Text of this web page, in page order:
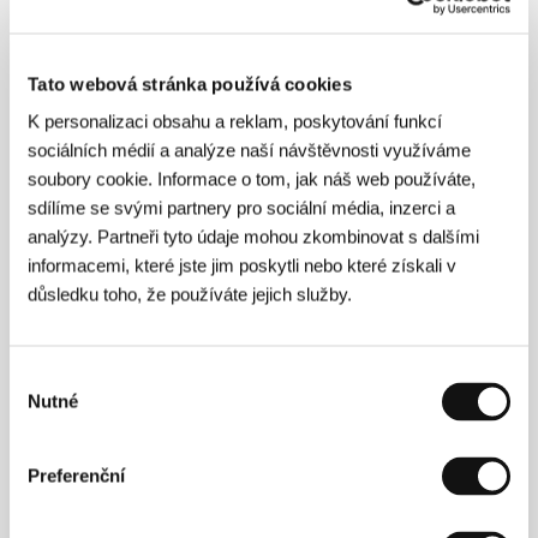
Tato webová stránka používá cookies
K personalizaci obsahu a reklam, poskytování funkcí
sociálních médií a analýze naší návštěvnosti využíváme
soubory cookie. Informace o tom, jak náš web používáte,
sdílíme se svými partnery pro sociální média, inzerci a
analýzy. Partneři tyto údaje mohou zkombinovat s dalšími
informacemi, které jste jim poskytli nebo které získali v
důsledku toho, že používáte jejich služby.
souhlasu
Nutné
Preferenční
Film bude uveden s následujícími filmy:
Nocovala jsem
sama v sobě a ráno se rozhodla zůstat ,Dva Píďové,
Hřebec a křišťálová koule,Rojo Žalia Blau,Obhlídka
Obhlídka
(The Recce / The Recce)
Režie: Daniel Mann / Velká Británie, Německo, 2026,
16 min
Neděle 5. 7. / 13:30 3H3
Film bude uveden s následujícími filmy:
Nocovala jsem